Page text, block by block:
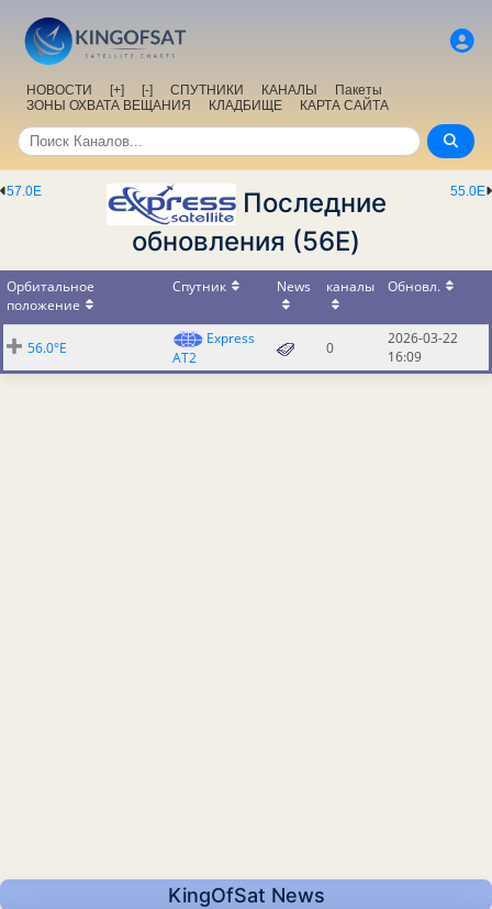
НОВОСТИ [+] [-] СПУТНИКИ КАНАЛЫ
Пакеты
ЗОНЫ ОХВАТА ВЕЩАНИЯ
КЛАДБИЩЕ КАРТА САЙТА
55.0E
57.0E
Последние
обновления (56E)
Орбитальное
положение
Спутник News каналы Обновл.
56.0°E
Express
AT2
0
2026-03-22
16:09
KingOfSat News